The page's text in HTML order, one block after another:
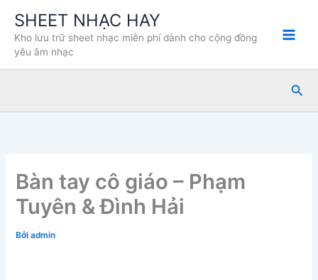
dung
SHEET NHẠC HAY
Kho lưu trữ sheet nhạc miễn phí dành cho cộng đồng
yêu âm nhạc
Tìm
Bàn tay cô giáo – Phạm
Tuyên & Đình Hải
Bởiadmin